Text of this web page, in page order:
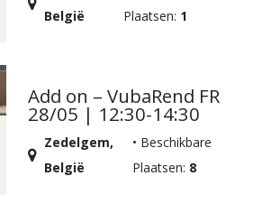
België
Plaatsen: 1
Add on – VubaRend FR
28/05 | 12:30-14:30
Zedelgem,
België
• Beschikbare
Plaatsen: 8